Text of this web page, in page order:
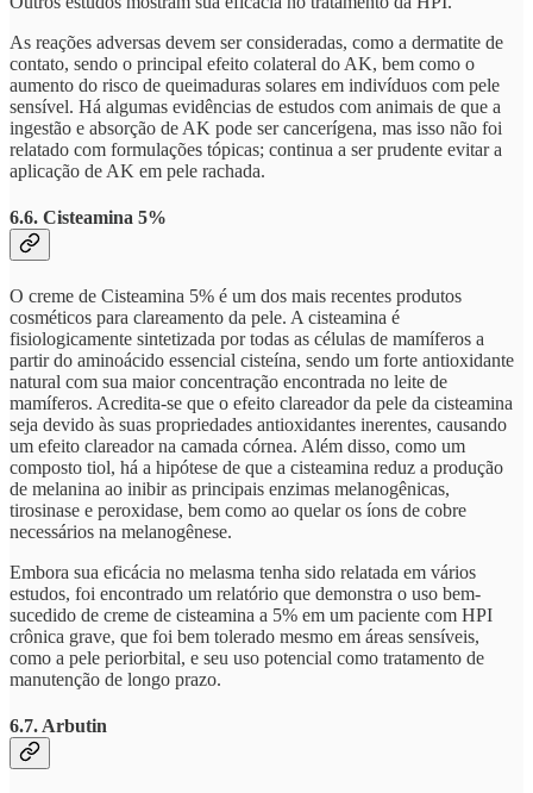
As reações adversas devem ser consideradas, como a dermatite de
contato, sendo o principal efeito colateral do AK, bem como o
aumento do risco de queimaduras solares em indivíduos com pele
sensível. Há algumas evidências de estudos com animais de que a
ingestão e absorção de AK pode ser cancerígena, mas isso não foi
relatado com formulações tópicas; continua a ser prudente evitar a
aplicação de AK em pele rachada.
6.6. Cisteamina 5%
O creme de Cisteamina 5% é um dos mais recentes produtos
cosméticos para clareamento da pele. A cisteamina é
fisiologicamente sintetizada por todas as células de mamíferos a
partir do aminoácido essencial cisteína, sendo um forte antioxidante
natural com sua maior concentração encontrada no leite de
mamíferos. Acredita-se que o efeito clareador da pele da cisteamina
seja devido às suas propriedades antioxidantes inerentes, causando
um efeito clareador na camada córnea. Além disso, como um
composto tiol, há a hipótese de que a cisteamina reduz a produção
de melanina ao inibir as principais enzimas melanogênicas,
tirosinase e peroxidase, bem como ao quelar os íons de cobre
necessários na melanogênese.
Embora sua eficácia no melasma tenha sido relatada em vários
estudos, foi encontrado um relatório que demonstra o uso bem-
sucedido de creme de cisteamina a 5% em um paciente com HPI
crônica grave, que foi bem tolerado mesmo em áreas sensíveis,
como a pele periorbital, e seu uso potencial como tratamento de
manutenção de longo prazo.
6.7. Arbutin